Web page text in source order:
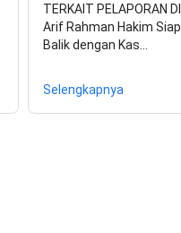
TERKAIT PELAPORAN
Arif Rahman Hakim
Balik dengan Kas…
Selengkapnya